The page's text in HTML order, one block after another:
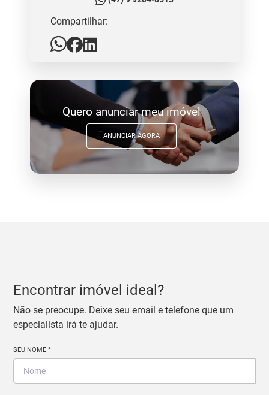
Compartilhar:
Quero anunciar meu imóvel
ANUNCIAR AGORA
Encontrar imóvel ideal?
Não se preocupe. Deixe seu email e telefone que um
especialista irá te ajudar.
SEU NOME*